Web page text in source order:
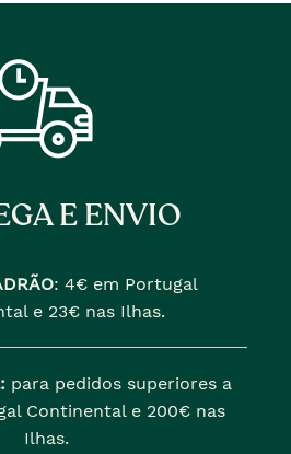
E ENVIO
: 4€ em Portugal
e 23€ nas Ilhas.
para pedidos superiores a
Continental e 200€ nas
Ilhas.